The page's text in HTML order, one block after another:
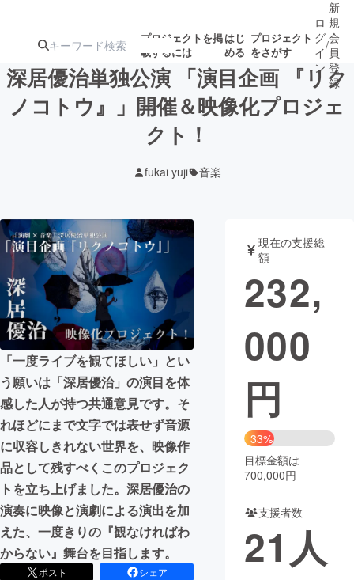
プロジェクトを掲
載するには
はじ
める
プロジェクト
をさがす
注目の新着プロ
募集終了が近いプ
テクノロジー・ガジェット
映像・映画 書籍・雑誌
ビジネス・起業 チャレンジ
まちづくり・地域活性化
CAMPFIRE for Social Good
CAMPFIRE Creation
CAMPFIREふるさと納税machi-ya コミュニティ
ロ
グ
イ
ン
/
新
規
会
員
登
録
深居優治単独公演 「演目企画 『リク
ノコトウ』」開催＆映像化プロジェ
クト！
fukai yuji 音楽
「一度ライブを観てほしい」とい
う願いは「深居優治」の演目を体
感した人が持つ共通意見です。そ
れほどにまで文字では表せず音源
に収容しきれない世界を、映像作
品として残すべくこのプロジェク
トを立ち上げました。深居優治の
演奏に映像と演劇による演出を加
えた、一度きりの『観なければわ
からない』舞台を目指します。
ポスト
シェア
現在の支援総
額
232,
000
円
33%
目標金額は
700,000円
支援者数
21 人